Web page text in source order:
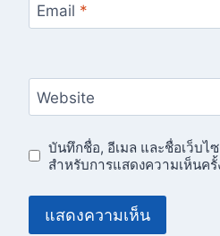
Email *
Website
บันทึกชื่อ, อีเมล และชื่อเว็บไ
สำหรับการแสดงความเห็นครั้